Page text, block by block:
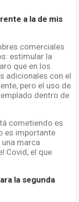
a la de mis
comerciales
estimular la
que en los
adicionales con el
pero el uso de
dentro de
cometiendo es
es importante
marca
Covid, el que
la segunda